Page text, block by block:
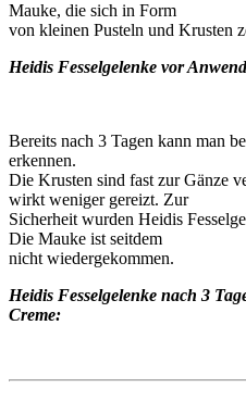
Mauke, die sich in Form
von kleinen Pusteln und Krusten
Heidis Fesselgelenke vor
Bereits nach 3 Tagen kann man
erkennen.
Die Krusten sind fast zur Gänze
wirkt weniger gereizt. Zur
Sicherheit wurden Heidis
Die Mauke ist seitdem
nicht wiedergekommen.
Heidis Fesselgelenke nach 3
Creme: